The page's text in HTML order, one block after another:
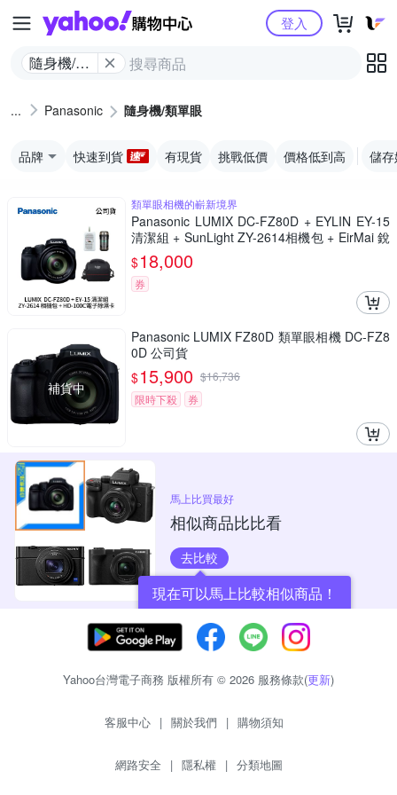
Yahoo購物中心
隨身機/類
登入
Panasonic 隨身機/類單眼
品牌 快速到貨 有現貨 挑戰低價 價格低到高 儲
類單眼相機的嶄新境界
Panasonic LUMIX DC-FZ80D + EYLIN EY-15
清潔組 + SunLight ZY-2614相機包 + EirMai 銳
瑪 HD-100C電子除濕卡 FZ80D (公司貨)
$18,000
券
補貨中
Panasonic LUMIX FZ80D 類單眼相機 DC-FZ8
0D 公司貨
$15,900 $16,736
限時下殺
券
馬上比買最好
相似商品比比看
去比較
現在可以馬上比較相似商品！
Yahoo台灣電子商務 版權所有 © 2026 服務條款(更新)
客服中心 | 關於我們 | 購物須知
網路安全 | 隱私權 | 分類地圖